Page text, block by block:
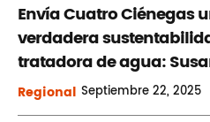
Envía Cuatro Ciénegas
verdadera
tratadora de agua:
Regional Septiembre22, 2025